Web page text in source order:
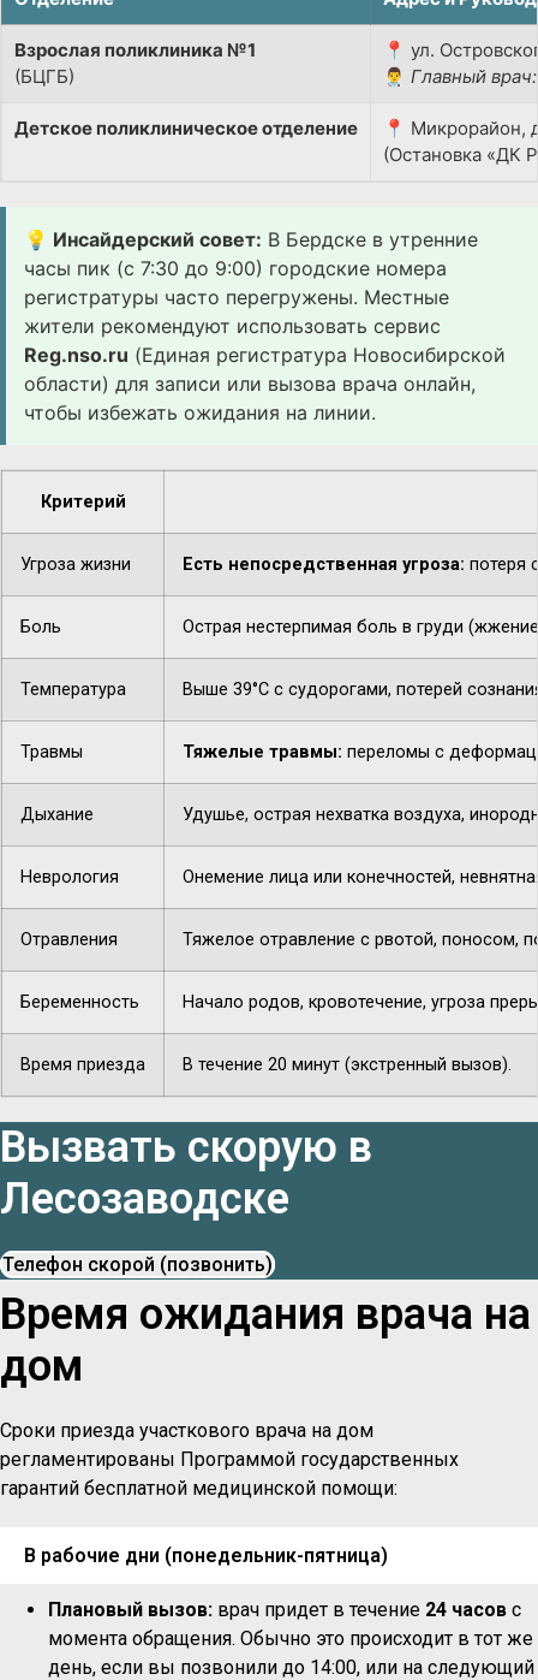
Взрослая поликлиника №1
(БЦГБ)
📍 ул.
👨‍⚕️ Главный врач:
Детское поликлиническое отделение
📍 Микрорайон,
(Остановка «ДК
💡 Инсайдерский совет: В Бердске в утренние
часы пик (с 7:30 до 9:00) городские номера
регистратуры часто перегружены. Местные
жители рекомендуют использовать сервис
Reg.nso.ru (Единая регистратура Новосибирской
области) для записи или вызова врача онлайн,
чтобы избежать ожидания на линии.
Критерий
Угроза жизни Есть непосредственная угроза: потеря
Боль Острая нестерпимая боль в груди
Температура Выше 39°C с судорогами, потерей
Травмы Тяжелые травмы: переломы с
Дыхание Удушье, острая нехватка воздуха,
Неврология Онемение лица или конечностей,
Отравления Тяжелое отравление с рвотой, поносом,
Беременность Начало родов, кровотечение, угроза
Время приезда В течение 20 минут (экстренный вызов).
Вызвать скорую в
Лесозаводске
Телефон скорой (позвонить)
Время ожидания врача на
дом
Сроки приезда участкового врача на дом
регламентированы Программой государственных
гарантий бесплатной медицинской помощи:
В рабочие дни (понедельник-пятница)
Плановый вызов: врач придет в течение 24 часов с
момента обращения. Обычно это происходит в тот же
день, если вы позвонили до 14:00, или на следующий